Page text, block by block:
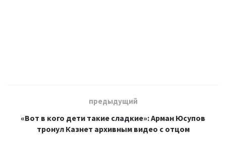
предыдущий
«Вот в кого дети такие сладкие»: Арман Юсупов
тронул Казнет архивным видео с отцом